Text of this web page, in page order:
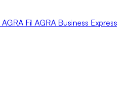
AGRA Fil AGRA Business Express